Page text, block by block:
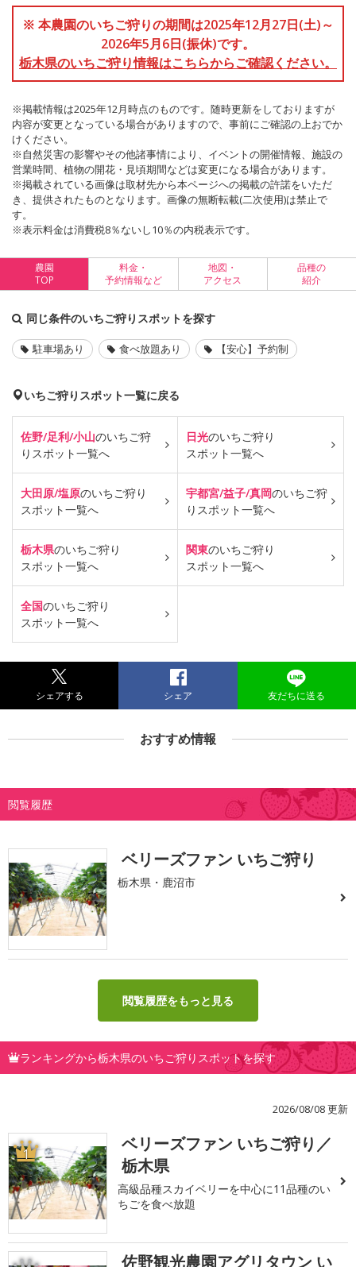
※ 本農園のいちご狩りの期間は2025年12月27日(土)～
2026年5月6日(振休)です。
栃木県のいちご狩り情報はこちらからご確認ください。
※掲載情報は2025年12月時点のものです。随時更新をしておりますが
内容が変更となっている場合がありますので、事前にご確認の上おでか
けください。
※自然災害の影響やその他諸事情により、イベントの開催情報、施設の
営業時間、植物の開花・見頃期間などは変更になる場合があります。
※掲載されている画像は取材先から本ページへの掲載の許諾をいただ
き、提供されたものとなります。画像の無断転載(二次使用)は禁止で
す。
※表示料金は消費税8％ないし10％の内税表示です。
農園
TOP
料金・
予約情報など
地図・
アクセス
品種の
紹介
同じ条件のいちご狩りスポットを探す
駐車場あり 食べ放題あり 【安心】予約制
いちご狩りスポット一覧に戻る
佐野/足利/小山のいちご狩
り スポット一覧へ
日光のいちご狩り
スポット一覧へ
大田原/塩原のいちご狩り
スポット一覧へ
宇都宮/益子/真岡のいちご狩
り スポット一覧へ
栃木県のいちご狩り
スポット一覧へ
関東のいちご狩り
スポット一覧へ
全国のいちご狩り
スポット一覧へ
シェアする シェア 友だちに送る
おすすめ情報
閲覧履歴
ベリーズファン いちご狩り
栃木県・鹿沼市
閲覧履歴をもっと見る
ランキングから栃木県のいちご狩りスポットを探す
2026/08/08 更新
1
ベリーズファン いちご狩り／
栃木県
高級品種スカイベリーを中心に11品種のい
ちごを食べ放題
佐野観光農園アグリタウン い